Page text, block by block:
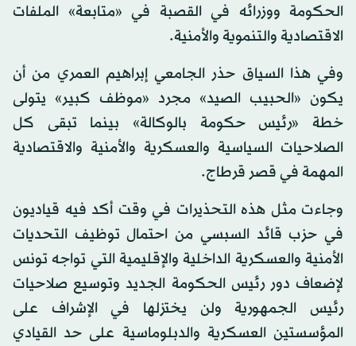
الحكومة ووزرائه في القصبة في «متابعة» الملفات
الاقتصادية والتنموية والأمنية.
وفي هذا السياق حذر الجامعي إبراهيم العمري من أن
يكون «الحبيب الصيد» مجرد «موظف كبير» يتولى
خطة «رئيس حكومة بالوكالة» بينما تبقى كل
الصلاحيات السياسية والعسكرية والأمنية والاقتصادية
المهمة في قصر قرطاج.
وجاءت مثل هذه التحذيرات في وقت أكد فيه قياديون
في حزب قائد السبسي من احتمال توظيف التحديات
الأمنية والعسكرية الداخلية والإقليمية التي تواجه تونس
لإضعاف دور رئيس الحكومة الجديد وتوسيع صلاحيات
رئيس الجمهورية ولن يختزلها في الإشراف على
المؤسستين العسكرية والدبلوماسية على حد القيادي